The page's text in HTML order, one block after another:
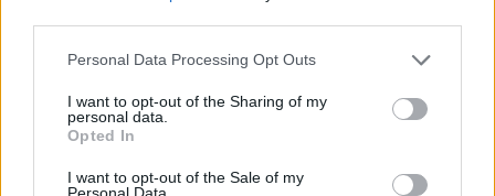
Please note that this website/app uses one or more Google
not limited to your visit or usage behaviour. You may click to
grant or deny consent to Google and its third-party tags to
use your data for below specified purposes in below Google
consent section.
Personal Data Processing Opt Outs
I want to opt-out of the Sharing of my
personal data.
Opted In
I want to opt-out of the Sale of my
Personal Data.
Szólj hozzá!